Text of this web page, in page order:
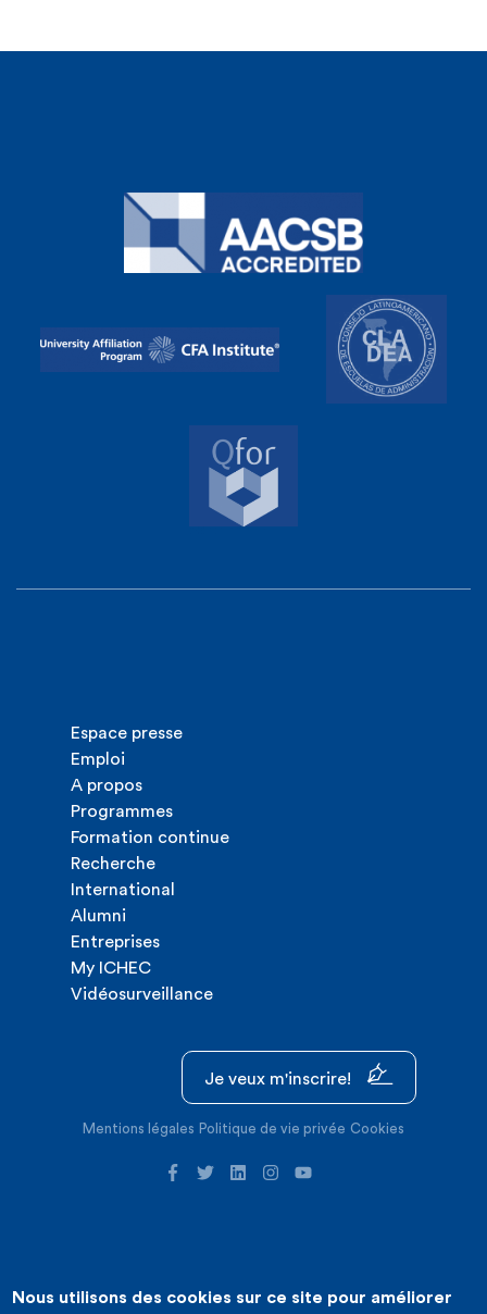
Espace presse
Emploi
A propos
Programmes
Formation continue
Recherche
International
Alumni
Entreprises
My ICHEC
Vidéosurveillance
Je veux m'inscrire!
Mentions légales Politique de vie privée Cookies
©2026 ICHEC |Création de site internet : Expansion
Nous utilisons des cookies sur ce site pour améliorer